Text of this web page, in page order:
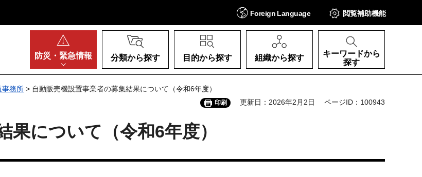
Foreign Language 閲覧補助機能
防災・ 緊急情報 分類から探す 目的から探す 組織から探す
キーワードから
探す
事務所 > 自動販売機設置事業者の募集結果について（令和6年度）
印刷 更新日：2026年2月2日 ページID：100943
果について（令和6年度）